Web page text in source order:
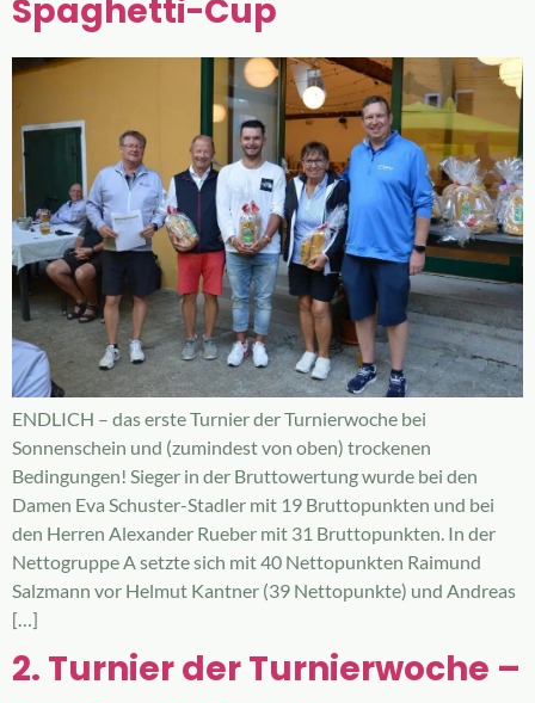
Spaghetti-Cup
ENDLICH – das erste Turnier der Turnierwoche bei
Sonnenschein und (zumindest von oben) trockenen
Bedingungen! Sieger in der Bruttowertung wurde bei den
Damen Eva Schuster-Stadler mit 19 Bruttopunkten und bei
den Herren Alexander Rueber mit 31 Bruttopunkten. In der
Nettogruppe A setzte sich mit 40 Nettopunkten Raimund
Salzmann vor Helmut Kantner (39 Nettopunkte) und Andreas
[…]
2. Turnier der Turnierwoche –